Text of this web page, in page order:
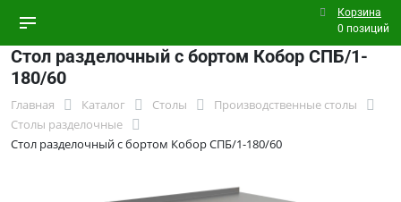
Корзина
0 позиций
Стол разделочный с бортом Кобор СПБ/1-
180/60
Главная Каталог Столы
Производственные столы
Столы разделочные
Стол разделочный с бортом Кобор СПБ/1-180/60